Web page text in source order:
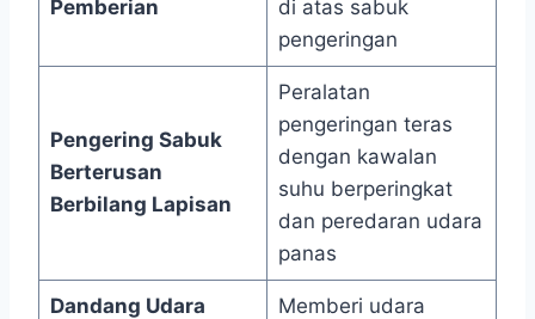
Pemberian
di atas sabuk
pengeringan
Pengering Sabuk
Berterusan
Berbilang Lapisan
Peralatan
pengeringan teras
dengan kawalan
suhu berperingkat
dan peredaran udara
panas
Dandang Udara
Memberi udara